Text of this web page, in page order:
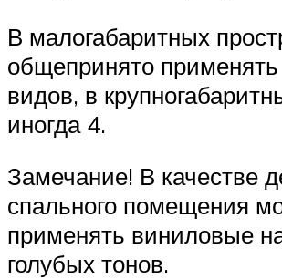
В малогабаритных
общепринято
видов, в
иногда 4.
Замечание! В качестве
спального помещения
применять виниловые
голубых тонов.